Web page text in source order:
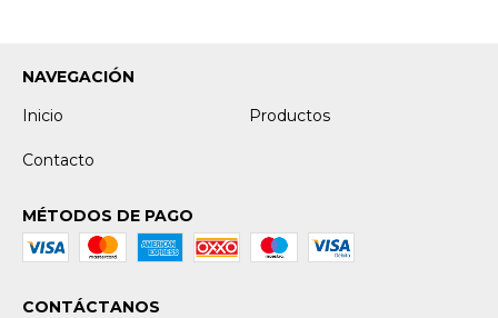
NAVEGACIÓN
Inicio
Productos
Contacto
MÉTODOS DE PAGO
CONTÁCTANOS